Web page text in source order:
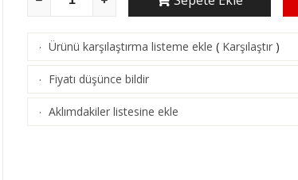
· Ürünü karşılaştırma listeme ekle ( Karşılaştır )
· Fiyatı düşünce bildir
· Aklımdakiler listesine ekle